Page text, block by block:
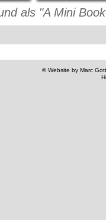
als "A Mini
© Website by Marc